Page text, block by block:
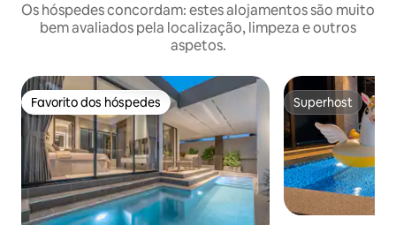
Os hóspedes concordam: estes alojamentos são muito
bem avaliados pela localização, limpeza e outros
aspetos.
Favorito dos hóspedes
Favorito dos hóspedes Superhost
Superhost